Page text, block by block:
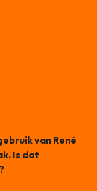
van René
Is dat